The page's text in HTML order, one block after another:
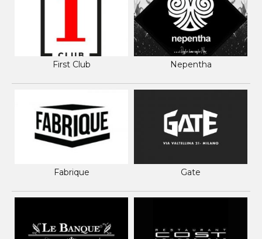
First Club Nepentha
Fabrique Gate